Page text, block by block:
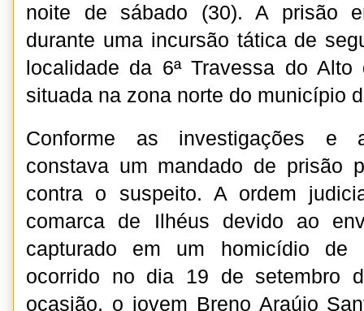
noite de sábado (30). A prisão
durante uma incursão tática de
localidade da 6ª Travessa do
situada na zona norte do município
Conforme as investigações e
constava um mandado de prisão
contra o suspeito. A ordem
comarca de Ilhéus devido ao
capturado em um homicídio de
ocorrido no dia 19 de setembro
ocasião, o jovem Breno Araújo